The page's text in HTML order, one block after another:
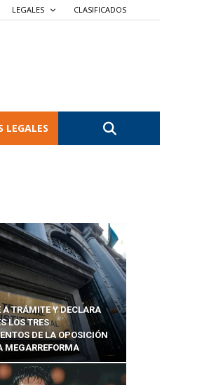
LEGALES CLASIFICADOS
LEGALES
TRÁMITE Y DECLARA
LOS TRES
DE LA OPOSICIÓN
MEGARREFORMA